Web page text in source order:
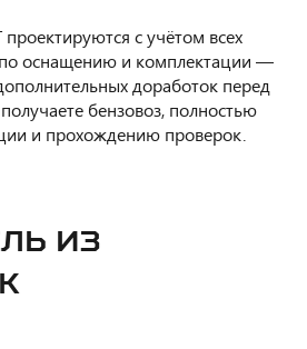
проектируются с учётом всех
оснащению и комплектации —
доработок перед
бензовоз, полностью
и прохождению проверок.
ИЗ